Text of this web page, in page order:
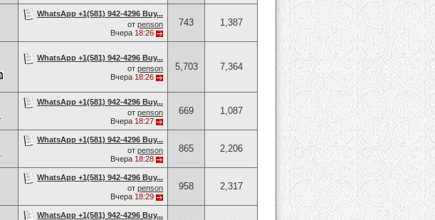
WhatsApp +1(581) 942-4296 Buy...
от penson
Вчера 18:26
743 1,387
WhatsApp +1(581) 942-4296 Buy...
от penson
Вчера 18:26
5,703 7,364
WhatsApp +1(581) 942-4296 Buy...
от penson
Вчера 18:27
669 1,087
WhatsApp +1(581) 942-4296 Buy...
от penson
Вчера 18:28
865 2,206
WhatsApp +1(581) 942-4296 Buy...
от penson
Вчера 18:29
958 2,317
WhatsApp +1(581) 942-4296 Buy...